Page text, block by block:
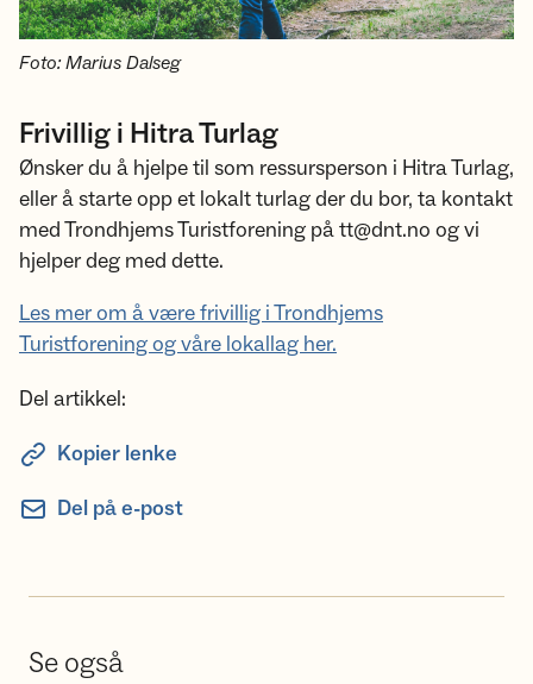
Foto: Marius Dalseg
Frivillig i Hitra Turlag
Ønsker du å hjelpe til som ressursperson i Hitra Turlag,
eller å starte opp et lokalt turlag der du bor, ta kontakt
med Trondhjems Turistforening på tt@dnt.no og vi
hjelper deg med dette.
Les mer om å være frivillig i Trondhjems
Turistforening og våre lokallag her.
Del artikkel:
Kopier lenke
Del på e-post
Se også